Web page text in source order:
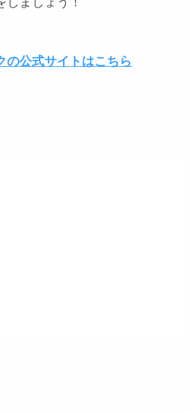
の公式サイトはこちら